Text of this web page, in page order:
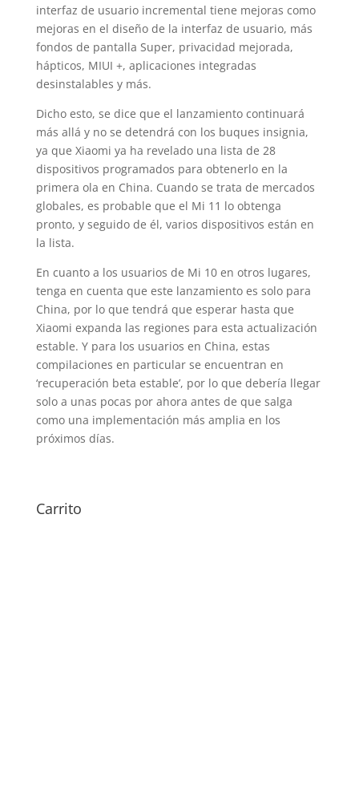
interfaz de usuario incremental tiene mejoras como
mejoras en el diseño de la interfaz de usuario, más
fondos de pantalla Super, privacidad mejorada,
hápticos, MIUI +, aplicaciones integradas
desinstalables y más.
Dicho esto, se dice que el lanzamiento continuará
más allá y no se detendrá con los buques insignia,
ya que Xiaomi ya ha revelado una lista de 28
dispositivos programados para obtenerlo en la
primera ola en China. Cuando se trata de mercados
globales, es probable que el Mi 11 lo obtenga
pronto, y seguido de él, varios dispositivos están en
la lista.
En cuanto a los usuarios de Mi 10 en otros lugares,
tenga en cuenta que este lanzamiento es solo para
China, por lo que tendrá que esperar hasta que
Xiaomi expanda las regiones para esta actualización
estable. Y para los usuarios en China, estas
compilaciones en particular se encuentran en
‘recuperación beta estable’, por lo que debería llegar
solo a unas pocas por ahora antes de que salga
como una implementación más amplia en los
próximos días.
Carrito